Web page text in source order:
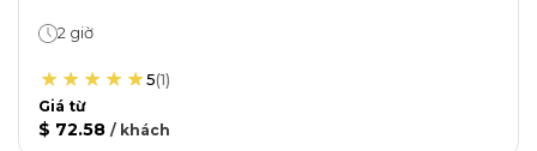
2 giờ
5(1)
Giá từ
$ 72.58 / khách